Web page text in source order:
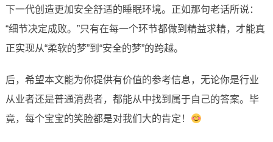
下一代创造更加安全舒适的睡眠环境。正如那句老话所说：
“细节决定成败。”只有在每一个环节都做到精益求精，才能真
正实现从“柔软的梦”到“安全的梦”的跨越。
后，希望本文能为你提供有价值的参考信息，无论你是行业
从业者还是普通消费者，都能从中找到属于自己的答案。毕
竟，每个宝宝的笑脸都是对我们大的肯定！